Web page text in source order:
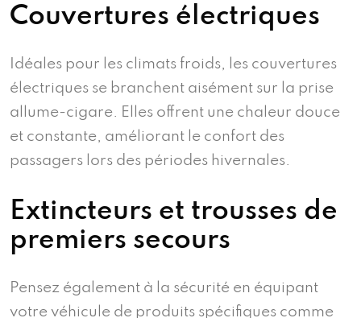
Couvertures électriques
Idéales pour les climats froids, les couvertures
électriques se branchent aisément sur la prise
allume-cigare. Elles offrent une chaleur douce
et constante, améliorant le confort des
passagers lors des périodes hivernales.
Extincteurs et trousses de
premiers secours
Pensez également à la sécurité en équipant
votre véhicule de produits spécifiques comme